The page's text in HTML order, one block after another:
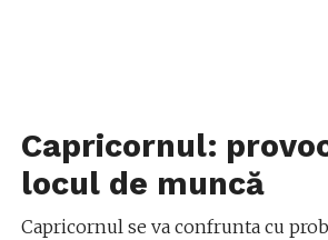
Capricornul:
locul de muncă
Capricornul se va confrunta cu